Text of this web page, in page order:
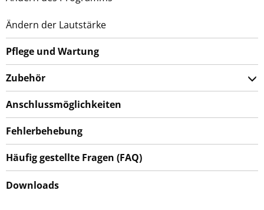
Ändern der Lautstärke
Pflege und Wartung
Zubehör
Anschlussmöglichkeiten
Fehlerbehebung
Häufig gestellte Fragen (FAQ)
Downloads